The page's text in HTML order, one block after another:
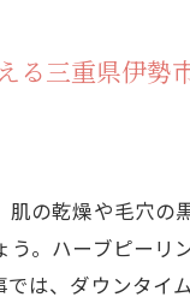
る三重県伊勢
の乾燥や毛穴
。ハーブピー
は、ダウンタ